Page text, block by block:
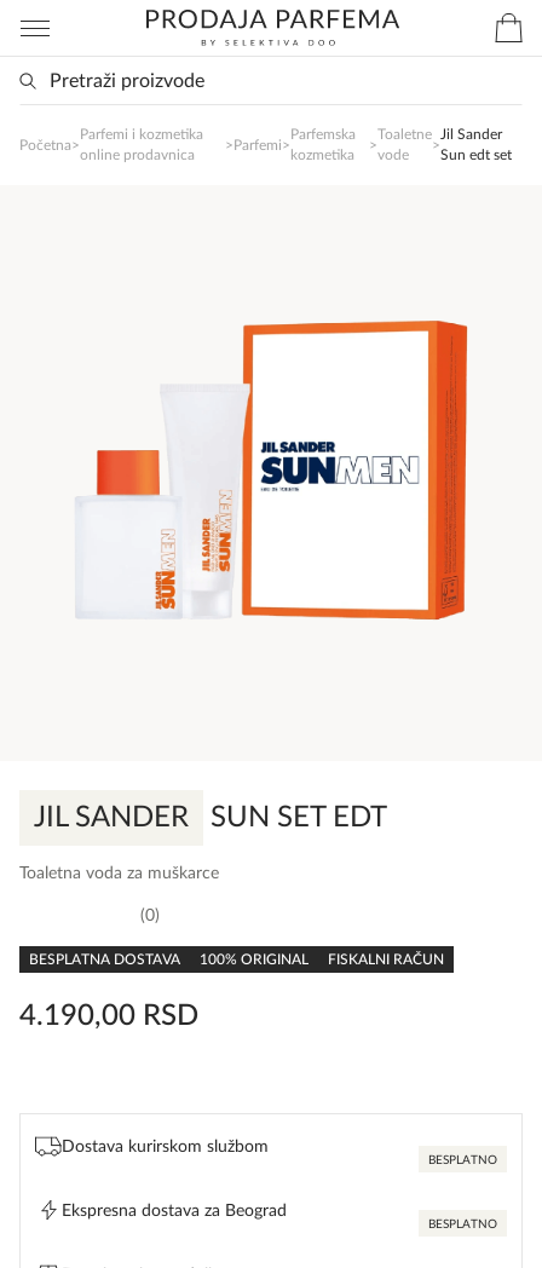
Početna>
Parfemi i kozmetika
online prodavnica
>Parfemi>
Parfemska
kozmetika
>
Toaletne
vode
>
Jil Sander
Sun edt set
JIL SANDER SUN SET EDT
Toaletna voda za muškarce
rating
0
BESPLATNA DOSTAVA 100% ORIGINAL FISKALNI RAČUN
4.190,00 RSD
Dostava kurirskom službom
BESPLATNO
Ekspresna dostava za Beograd
BESPLATNO
SlađanAi Asistent